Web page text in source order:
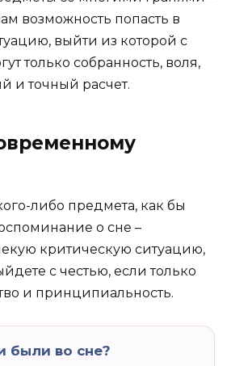
возможность попасть в
выйти из которой с
только собранность, воля,
и точный расчет.
либо предмета, как бы
о сне –
критическую ситуацию,
с честью, если только
и принципиальность.
были во сне?